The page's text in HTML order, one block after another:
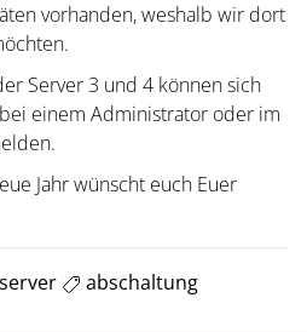
vorhanden, weshalb wir dort
Server 3 und 4 können sich
einem Administrator oder im
Jahr wünscht euch Euer
server abschaltung